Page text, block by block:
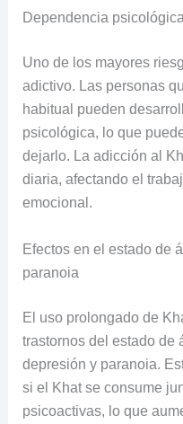
Dependencia
Uno de los mayores
adictivo. Las personas
habitual pueden
psicológica, lo que
dejarlo. La adicción al
diaria, afectando el
emocional.
Efectos en el estado de
paranoia
El uso prolongado de
trastornos del estado de
depresión y paranoia.
si el Khat se consume
psicoactivas, lo que